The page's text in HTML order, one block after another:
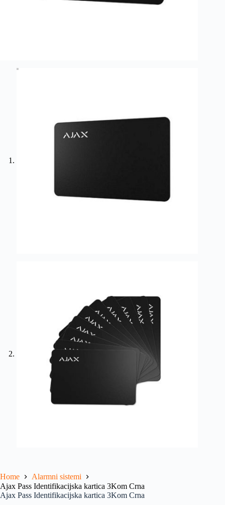
Home
Alarmni sistemi
Ajax Pass Identifikacijska kartica 3Kom Crna
Ajax Pass Identifikacijska kartica 3Kom Crna